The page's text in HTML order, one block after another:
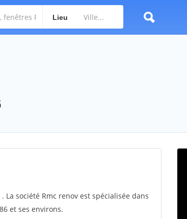
Lieu
société Rmc renov est spécialisée dans
et ses environs.